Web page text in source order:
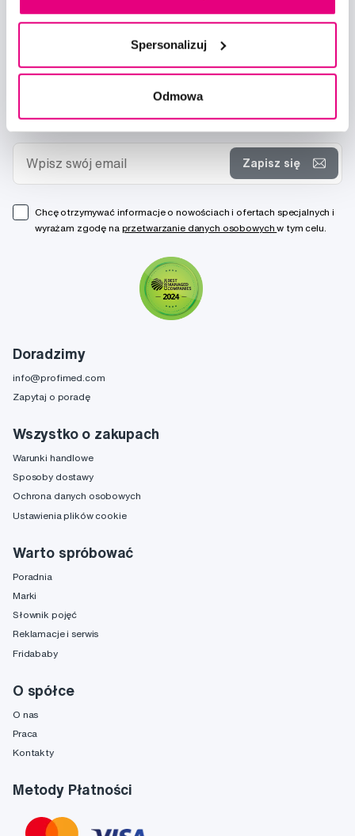
Spersonalizuj
Odmowa
Doradzimy
info@profimed.com
Zapytaj o poradę
Wszystko o zakupach
Warunki handlowe
Sposoby dostawy
Ochrona danych osobowych
Ustawienia plików cookie
Warto spróbować
Poradnia
Marki
Słownik pojęć
Reklamacje i serwis
Fridababy
O spółce
O nas
Praca
Kontakty
Metody Płatności
Nowości i oferty
Zapisz się
Chcę otrzymywać informacje o nowościach i ofertach specjalnych i
wyrażam zgodę na przetwarzanie danych osobowychw tym celu.